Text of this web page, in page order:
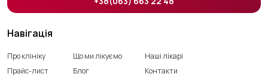
Навігація
Про клініку Що ми лікуємо
Наші лікарі
Прайс-лист
Блог Контакти